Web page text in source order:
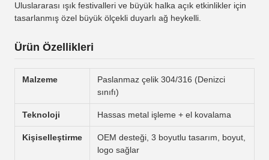
Uluslararası ışık festivalleri ve büyük halka açık etkinlikler için
tasarlanmış özel büyük ölçekli duyarlı ağ heykelli.
Ürün Özellikleri
Malzeme
Paslanmaz çelik 304/316 (Denizci
sınıfı)
Teknoloji Hassas metal işleme + el kovalama
Kişiselleştirme
OEM desteği, 3 boyutlu tasarım, boyut,
logo sağlar